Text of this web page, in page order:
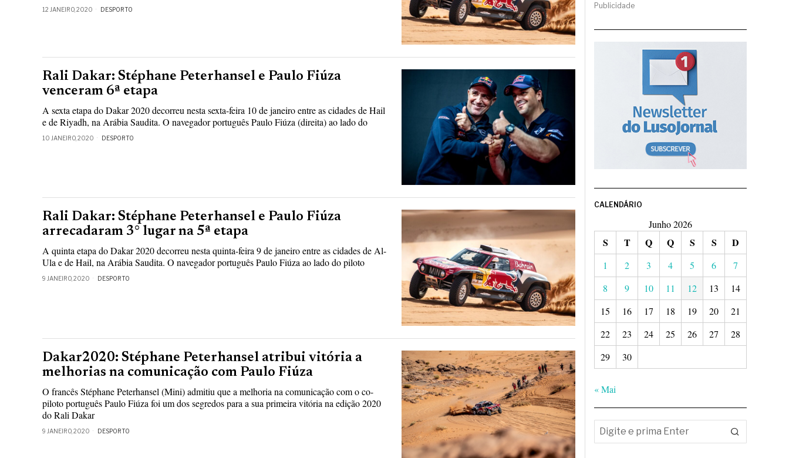
12 JANEIRO, 2020 DESPORTO
Rali Dakar: Stéphane Peterhansel e Paulo Fiúza
venceram 6ª etapa
A sexta etapa do Dakar 2020 decorreu nesta sexta-feira 10 de janeiro entre as cidades de Hail
e de Riyadh, na Arábia Saudita. O navegador português Paulo Fiúza (direita) ao lado do
10 JANEIRO, 2020 DESPORTO
Rali Dakar: Stéphane Peterhansel e Paulo Fiúza
arrecadaram 3° lugar na 5ª etapa
A quinta etapa do Dakar 2020 decorreu nesta quinta-feira 9 de janeiro entre as cidades de Al-
Ula e de Hail, na Arábia Saudita. O navegador português Paulo Fiúza ao lado do piloto
9 JANEIRO, 2020 DESPORTO
Dakar2020: Stéphane Peterhansel atribui vitória a
melhorias na comunicação com Paulo Fiúza
O francês Stéphane Peterhansel (Mini) admitiu que a melhoria na comunicação com o co-
piloto português Paulo Fiúza foi um dos segredos para a sua primeira vitória na edição 2020
do Rali Dakar
9 JANEIRO, 2020 DESPORTO
Publicidade
CALENDÁRIO
Junho 2026
S T Q Q S S D
1 2 3 4 5 6
7
8
9 10 11 12 13
14
15
16 17 18 19 20
21
22
23 24 25 26 27
28
29
30
« Mai